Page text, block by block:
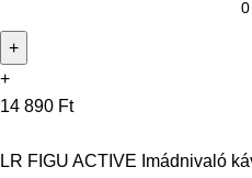
+
14 890 Ft
LR FIGU ACTIVE Imádnivaló